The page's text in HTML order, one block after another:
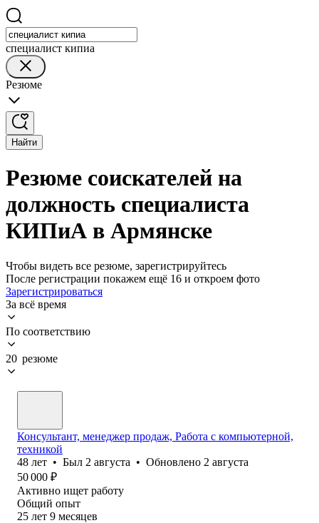
специалист кипиа
Резюме
Найти
Резюме соискателей на
должность специалиста
КИПиА в Армянске
Чтобы видеть все резюме, зарегистрируйтесь
После регистрации покажем ещё 16 и откроем фото
Зарегистрироваться
За всё время
По соответствию
20 резюме
Консультант, менеджер продаж, Работа с компьютерной,
техникой
48 лет • Был 2 августа • Обновлено 2 августа
50 000 ₽
Активно ищет работу
Общий опыт
25 лет 9 месяцев